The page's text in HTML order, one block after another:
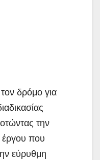
δρόμο για
την
έργου που
εύρυθμη